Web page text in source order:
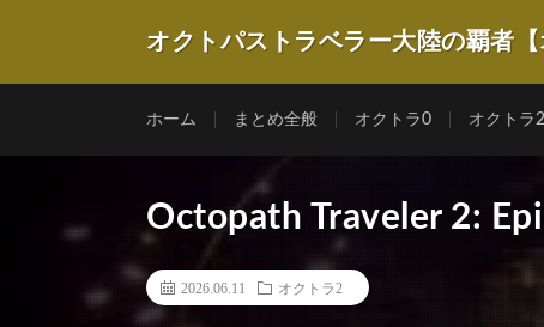
オクトパストラベラー大陸の覇者
ホーム まとめ全般 オクトラ0 オクトラ2
Octopath Traveler 2:
2026.06.11 オクトラ2